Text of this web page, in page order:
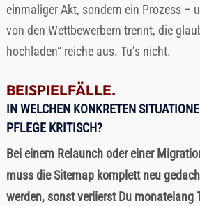
einmaliger Akt, sondern ein Prozess –
von den Wettbewerbern trennt, die
hochladen“ reiche aus. Tu’s nicht.
BEISPIELFÄLLE.
IN WELCHEN KONKRETEN
PFLEGE KRITISCH?
Bei einem Relaunch oder einer
muss die Sitemap komplett neu
werden, sonst verlierst Du monatelang